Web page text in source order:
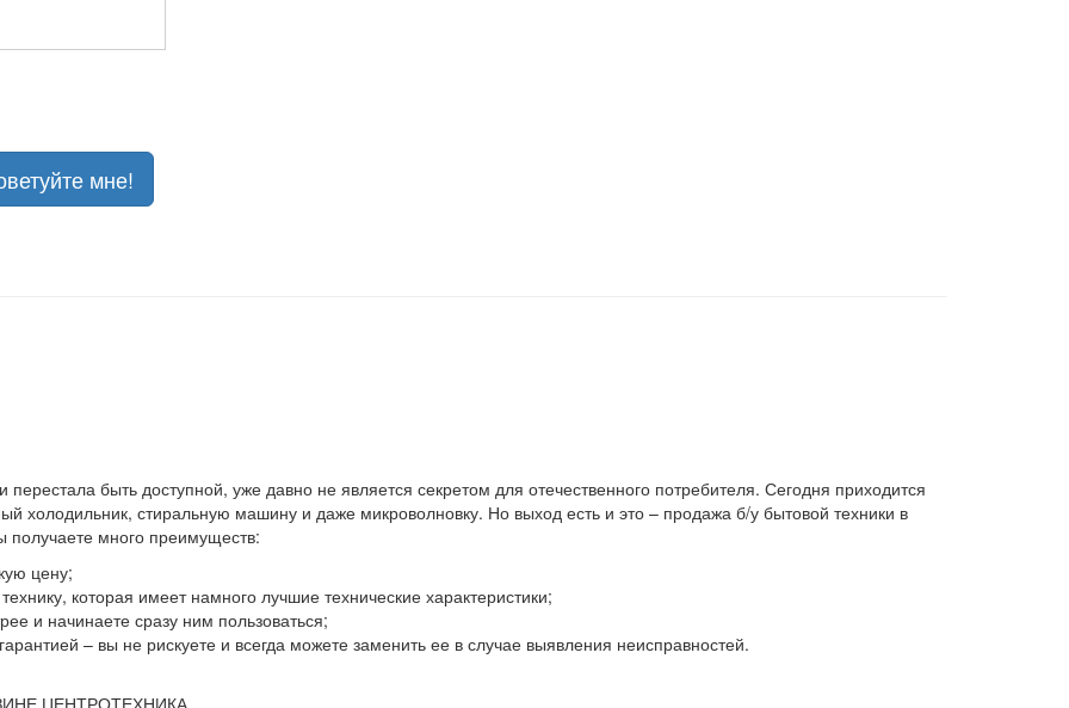
мне!
быть доступной, уже давно не является секретом для отечественного потребителя. Сегодня приходится
холодильник, стиральную машину и даже микроволновку. Но выход есть и это – продажа б/у бытовой техники в
получаете много преимуществ:
цену;
которая имеет намного лучшие технические характеристики;
и начинаете сразу ним пользоваться;
– вы не рискуете и всегда можете заменить ее в случае выявления неисправностей.
ЦЕНТРОТЕХНИКА